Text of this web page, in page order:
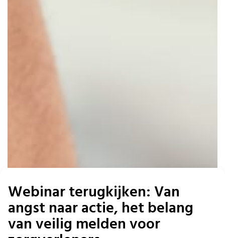
Webinar terugkijken: Van
angst naar actie, het belang
van veilig melden voor